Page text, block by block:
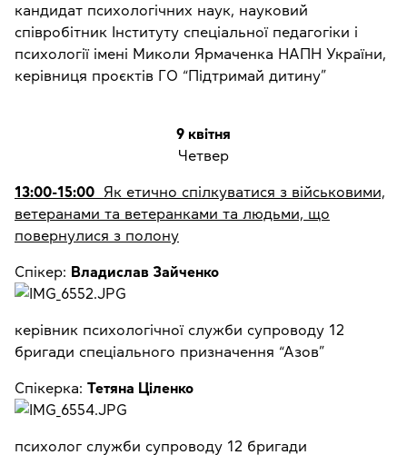
кандидат психологічних наук, науковий
співробітник Інституту спеціальної педагогіки і
психології імені Миколи Ярмаченка НАПН України,
керівниця проєктів ГО “Підтримай дитину”
9 квітня
Четвер
13:00-15:00
Як етично спілкуватися з військовими,
ветеранами та ветеранками та людьми, що
повернулися з полону
Спікер: Владислав Зайченко
керівник психологічної служби супроводу 12
бригади спеціального призначення “Азов”
Спікерка: Тетяна Ціленко
психолог служби супроводу 12 бригади